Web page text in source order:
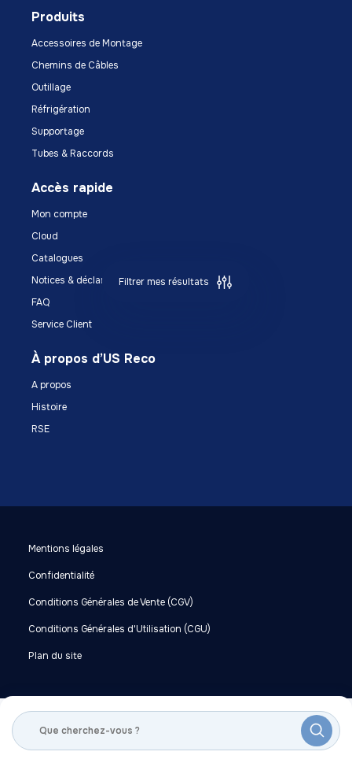
Produits
Accessoires de Montage
Chemins de Câbles
Outillage
Réfrigération
Supportage
Tubes & Raccords
Accès rapide
Mon compte
Cloud
Catalogues
Notices & déclarations
FAQ
Service Client
À propos d’US Reco
A propos
Histoire
RSE
Mentions légales
Confidentialité
Conditions Générales de Vente (CGV)
Conditions Générales d'Utilisation (CGU)
Plan du site
Filtrer mes résultats